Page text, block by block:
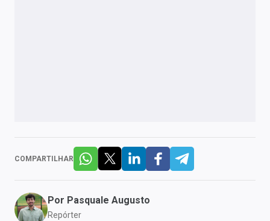
COMPARTILHAR
Por Pasquale Augusto
Repórter